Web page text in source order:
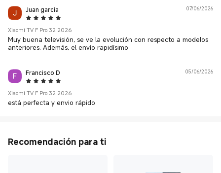
Juan garcia
5 Star
07/06/2026
Xiaomi TV F Pro 32 2026
Muy buena televisión, se ve la evolución con respecto a modelos
anteriores. Además, el envío rapidísimo
Francisco D
5 Star
05/06/2026
Xiaomi TV F Pro 32 2026
está perfecta y envio rápido
Recomendación para ti